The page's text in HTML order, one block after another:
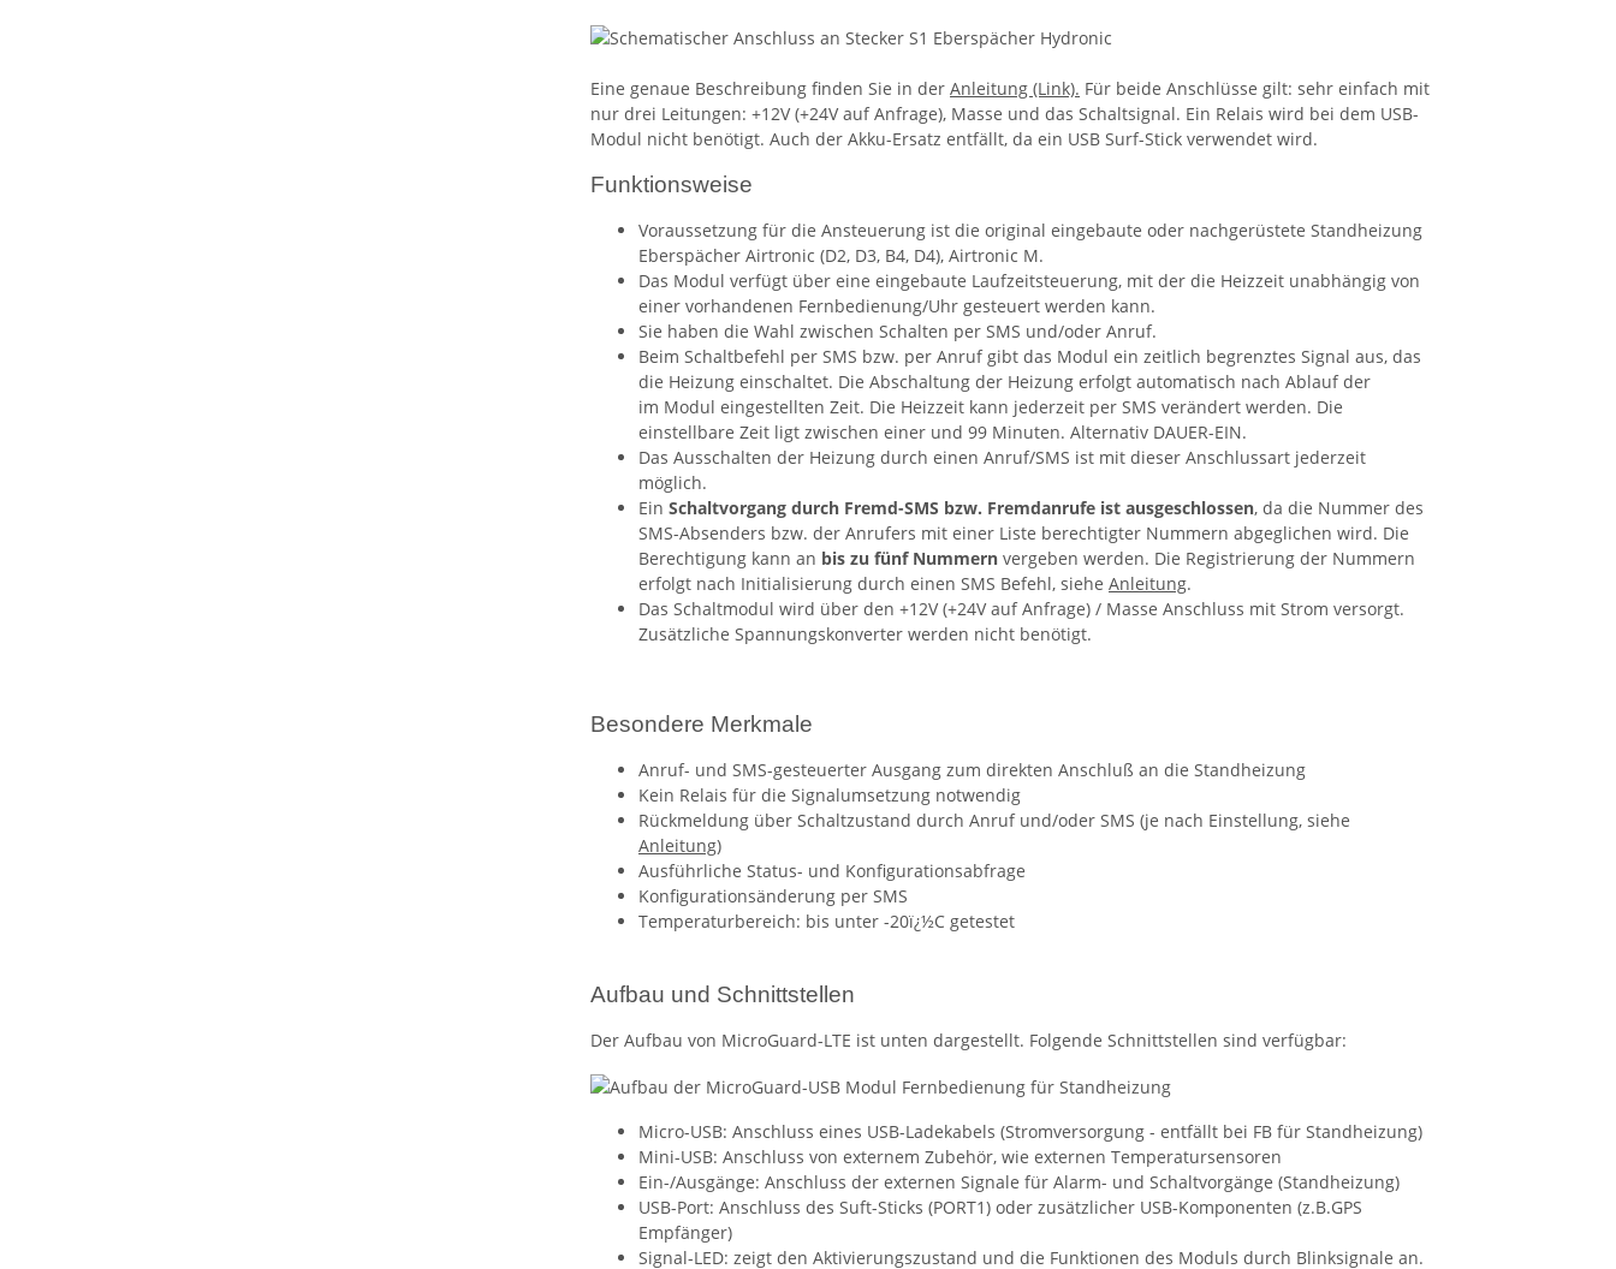
Eine genaue Beschreibung finden Sie in der Anleitung (Link). Für beide Anschlüsse gilt: sehr einfach mit
nur drei Leitungen: +12V (+24V auf Anfrage), Masse und das Schaltsignal. Ein Relais wird bei dem USB-
Modul nicht benötigt. Auch der Akku-Ersatz entfällt, da ein USB Surf-Stick verwendet wird.
Funktionsweise
Voraussetzung für die Ansteuerung ist die original eingebaute oder nachgerüstete Standheizung
Eberspächer Airtronic (D2, D3, B4, D4), Airtronic M.
Das Modul verfügt über eine eingebaute Laufzeitsteuerung, mit der die Heizzeit unabhängig von
einer vorhandenen Fernbedienung/Uhr gesteuert werden kann.
Sie haben die Wahl zwischen Schalten per SMS und/oder Anruf.
Beim Schaltbefehl per SMS bzw. per Anruf gibt das Modul ein zeitlich begrenztes Signal aus, das
die Heizung einschaltet. Die Abschaltung der Heizung erfolgt automatisch nach Ablauf der
im Modul eingestellten Zeit. Die Heizzeit kann jederzeit per SMS verändert werden. Die
einstellbare Zeit ligt zwischen einer und 99 Minuten. Alternativ DAUER-EIN.
Das Ausschalten der Heizung durch einen Anruf/SMS ist mit dieser Anschlussart jederzeit
möglich.
Ein Schaltvorgang durch Fremd-SMS bzw. Fremdanrufe ist ausgeschlossen, da die Nummer des
SMS-Absenders bzw. der Anrufers mit einer Liste berechtigter Nummern abgeglichen wird. Die
Berechtigung kann an bis zu fünf Nummern vergeben werden. Die Registrierung der Nummern
erfolgt nach Initialisierung durch einen SMS Befehl, siehe Anleitung.
Das Schaltmodul wird über den +12V (+24V auf Anfrage) / Masse Anschluss mit Strom versorgt.
Zusätzliche Spannungskonverter werden nicht benötigt.
Besondere Merkmale
Anruf- und SMS-gesteuerter Ausgang zum direkten Anschluß an die Standheizung
Kein Relais für die Signalumsetzung notwendig
Rückmeldung über Schaltzustand durch Anruf und/oder SMS (je nach Einstellung, siehe
Anleitung)
Ausführliche Status- und Konfigurationsabfrage
Konfigurationsänderung per SMS
Temperaturbereich: bis unter -20ï¿½C getestet
Aufbau und Schnittstellen
Der Aufbau von MicroGuard-LTE ist unten dargestellt. Folgende Schnittstellen sind verfügbar:
Micro-USB: Anschluss eines USB-Ladekabels (Stromversorgung - entfällt bei FB für Standheizung)
Mini-USB: Anschluss von externem Zubehör, wie externen Temperatursensoren
Ein-/Ausgänge: Anschluss der externen Signale für Alarm- und Schaltvorgänge (Standheizung)
USB-Port: Anschluss des Suft-Sticks (PORT1) oder zusätzlicher USB-Komponenten (z.B.GPS
Empfänger)
Signal-LED: zeigt den Aktivierungszustand und die Funktionen des Moduls durch Blinksignale an.